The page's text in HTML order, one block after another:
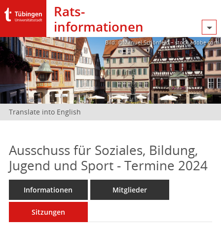
Rats­
informationen
Bild: @Manuel Schönfeld – stock.adobe.com
Translate into English
Ausschuss für Soziales, Bildung,
Jugend und Sport - Termine 2024
Informationen Mitglieder
Sitzungen